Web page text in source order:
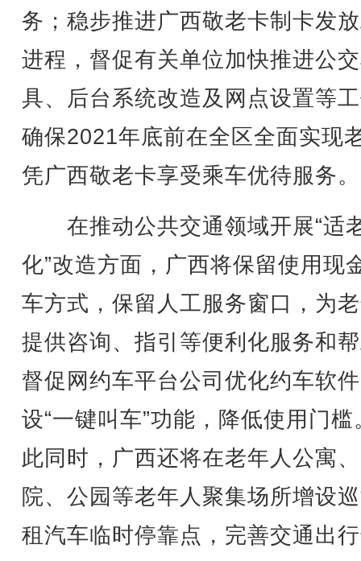
务；稳步推进广西敬老卡制卡发
进程，督促有关单位加快推进公
具、后台系统改造及网点设置等
确保2021年底前在全区全面实现
凭广西敬老卡享受乘车优待服务。
在推动公共交通领域开展“适
化”改造方面，广西将保留使用现
车方式，保留人工服务窗口，为
提供咨询、指引等便利化服务和
督促网约车平台公司优化约车软
设“一键叫车”功能，降低使用门槛
此同时，广西还将在老年人公寓
院、公园等老年人聚集场所增设
租汽车临时停靠点，完善交通出